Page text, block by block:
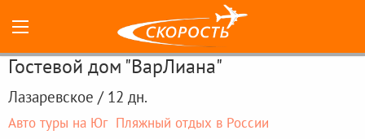
Гостевой дом "ВарЛиана"
Лазаревское / 12 дн.
Авто туры на Юг Пляжный отдых в России